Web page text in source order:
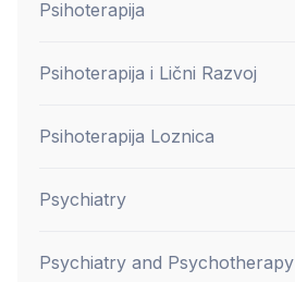
Psihoterapija
Psihoterapija i Lični Razvoj
Psihoterapija Loznica
Psychiatry
Psychiatry and Psychotherapy